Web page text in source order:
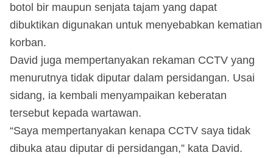
botol bir maupun senjata tajam yang dapat
dibuktikan digunakan untuk menyebabkan kematian
korban.
David juga mempertanyakan rekaman CCTV yang
menurutnya tidak diputar dalam persidangan. Usai
sidang, ia kembali menyampaikan keberatan
tersebut kepada wartawan.
“Saya mempertanyakan kenapa CCTV saya tidak
dibuka atau diputar di persidangan,” kata David.